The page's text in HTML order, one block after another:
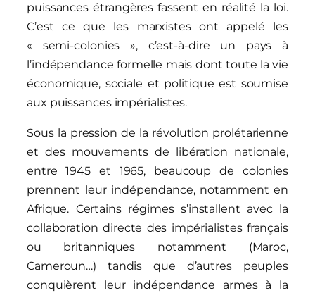
puissances étrangères fassent en réalité la loi.
C’est ce que les marxistes ont appelé les
« semi-colonies », c’est-à-dire un pays à
l’indépendance formelle mais dont toute la vie
économique, sociale et politique est soumise
aux puissances impérialistes.
Sous la pression de la révolution prolétarienne
et des mouvements de libération nationale,
entre 1945 et 1965, beaucoup de colonies
prennent leur indépendance, notamment en
Afrique. Certains régimes s’installent avec la
collaboration directe des impérialistes français
ou britanniques notamment (Maroc,
Cameroun…) tandis que d’autres peuples
conquièrent leur indépendance armes à la